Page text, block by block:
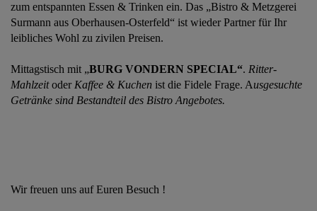
zum entspannten Essen & Trinken ein. Das „Bistro & Metzgerei
Surmann aus Oberhausen-Osterfeld“ ist wieder Partner für Ihr
leibliches Wohl zu zivilen Preisen.
Mittagstisch mit „BURG VONDERN SPECIAL“. Ritter-
Mahlzeitoder Kaffee & Kuchen ist die Fidele Frage. Ausgesuchte
Getränke sind Bestandteil des Bistro Angebotes.
Wir freuen uns auf Euren Besuch !